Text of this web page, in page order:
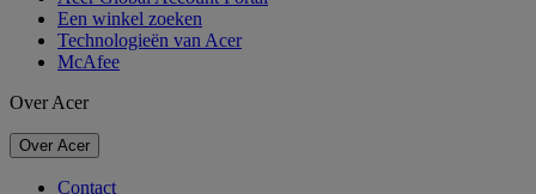
Een winkel zoeken
Technologieën van Acer
McAfee
Over Acer
Over Acer
Contact